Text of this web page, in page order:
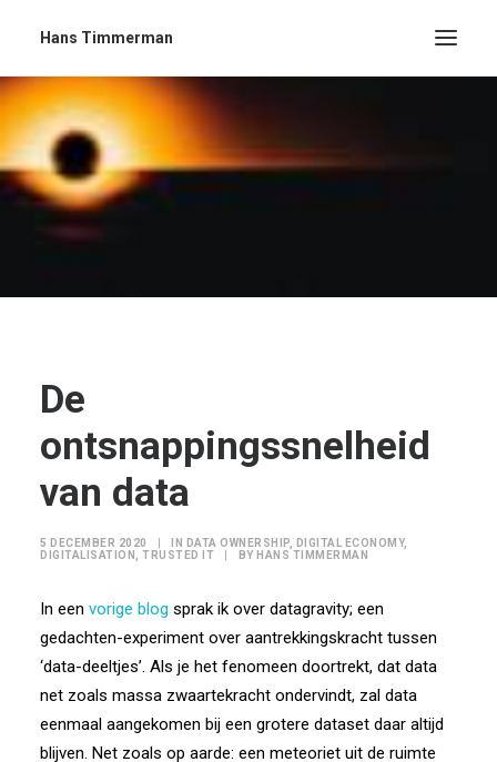
Hans Timmerman
De
ontsnappingssnelheid
van data
5 DECEMBER 2020 IN DATA OWNERSHIP, DIGITAL ECONOMY,
DIGITALISATION
TRUSTED IT BY HANS TIMMERMAN
In een vorige blog sprak ik over datagravity; een
gedachten-experiment over aantrekkingskracht tussen
‘data-deeltjes’. Als je het fenomeen doortrekt, dat data
net zoals massa zwaartekracht ondervindt, zal data
eenmaal aangekomen bij een grotere dataset daar altijd
blijven. Net zoals op aarde: een meteoriet uit de ruimte